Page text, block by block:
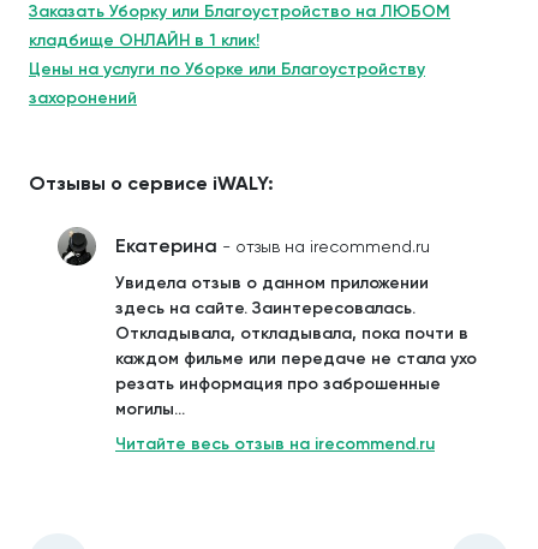
Заказать Уборку или Благоустройство на ЛЮБОМ
кладбище ОНЛАЙН в 1 клик!
Цены на услуги по Уборке или Благоустройству
захоронений
Отзывы о сервисе iWALY:
Екатерина - отзыв на irecommend.ru
Увидела отзыв о данном приложении
здесь на сайте. Заинтересовалась.
Откладывала, откладывала, пока почти в
каждом фильме или передаче не стала ухо
резать информация про заброшенные
могилы...
Читайте весь отзыв на irecommend.ru